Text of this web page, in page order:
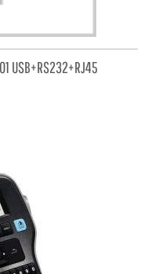
USB+RS232+RJ45